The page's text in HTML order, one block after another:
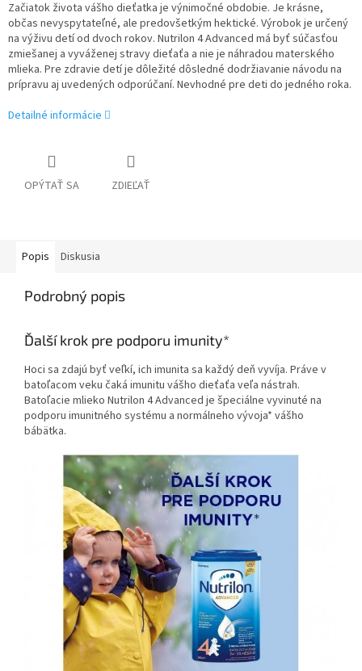
Začiatok života vášho dieťatka je výnimočné obdobie. Je krásne,
občas nevyspytateľné, ale predovšetkým hektické. Výrobok je určený
na výživu detí od dvoch rokov. Nutrilon 4 Advanced má byť súčasťou
zmiešanej a vyváženej stravy dieťaťa a nie je náhradou materského
mlieka. Pre zdravie detí je dôležité dôsledné dodržiavanie návodu na
prípravu aj uvedených odporúčaní. Nevhodné pre deti do jedného roka.
Detailné informácie
OPÝTAŤ SA ZDIEĽAŤ
Popis Diskusia
Podrobný popis
Ďalší krok pre podporu imunity*
Hoci sa zdajú byť veľkí, ich imunita sa každý deň vyvíja. Práve v
batoľacom veku čaká imunitu vášho dieťaťa veľa nástrah.
Batoľacie mlieko Nutrilon 4 Advanced je špeciálne vyvinuté na
podporu imunitného systému a normálneho vývoja* vášho
bábätka.